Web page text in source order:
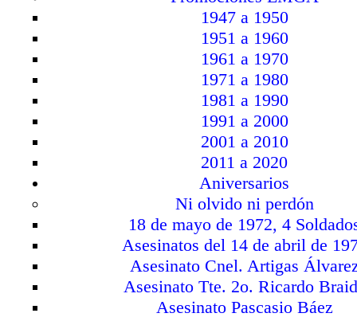
1947 a 1950
1951 a 1960
1961 a 1970
1971 a 1980
1981 a 1990
1991 a 2000
2001 a 2010
2011 a 2020
Aniversarios
Ni olvido ni perdón
18 de mayo de 1972, 4
Asesinatos del 14 de abril de
Asesinato Cnel. Artigas
Asesinato Tte. 2o. Ricardo
Asesinato Pascasio Báez